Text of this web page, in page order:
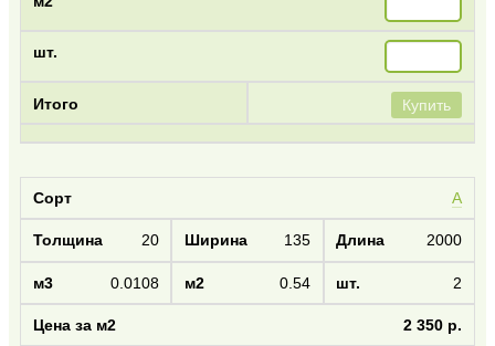
Купить
А
20 135 2000
0.0108 0.54 2
2 350 р.